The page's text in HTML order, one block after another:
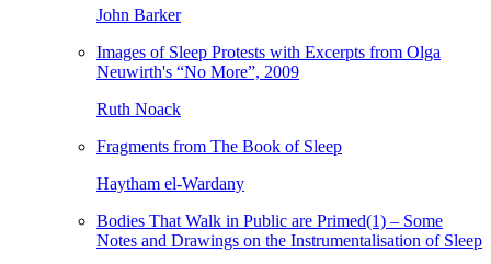
John Barker
Images of Sleep Protests with Excerpts from Olga
Neuwirth's “No More”, 2009
Ruth Noack
Fragments from The Book of Sleep
Haytham el-Wardany
Bodies That Walk in Public are Primed(1) – Some
Notes and Drawings on the Instrumentalisation of Sleep